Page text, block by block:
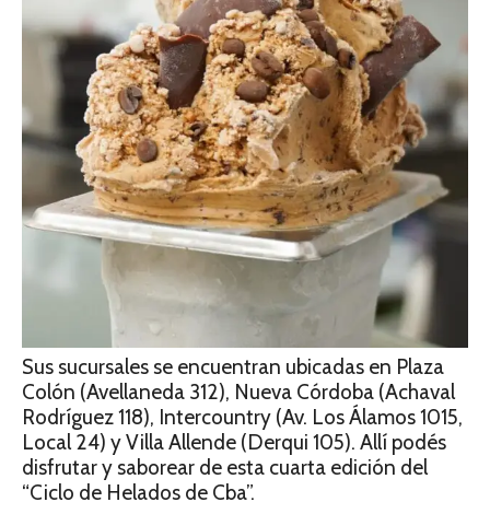
Sus sucursales se encuentran ubicadas en Plaza
Colón (Avellaneda 312), Nueva Córdoba (Achaval
Rodríguez 118), Intercountry (Av. Los Álamos 1015,
Local 24) y Villa Allende (Derqui 105). Allí podés
disfrutar y saborear de esta cuarta edición del
“Ciclo de Helados de Cba”.